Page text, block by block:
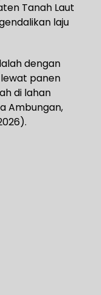
Tanah Laut
laju
dengan
panen
di lahan
Ambungan,